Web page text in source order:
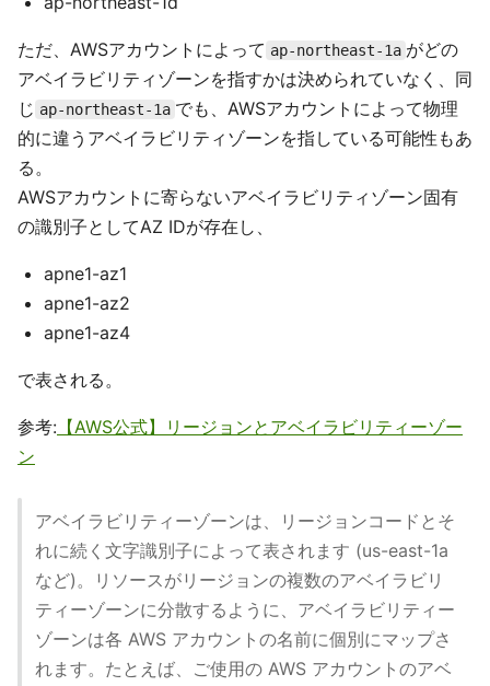
ただ、AWSアカウントによって ap-northeast-1a がどの
アベイラビリティゾーンを指すかは決められていなく、同
じ ap-northeast-1a でも、AWSアカウントによって物理
的に違うアベイラビリティゾーンを指している可能性もあ
る。
AWSアカウントに寄らないアベイラビリティゾーン固有
の識別子としてAZ IDが存在し、
apne1-az1
apne1-az2
apne1-az4
で表される。
参考: 【AWS公式】リージョンとアベイラビリティーゾー
ン
アベイラビリティーゾーンは、リージョンコードとそ
れに続く文字識別子によって表されます (us-east-1a
など)。リソースがリージョンの複数のアベイラビリ
ティーゾーンに分散するように、アベイラビリティー
ゾーンは各 AWS アカウントの名前に個別にマップさ
れます。たとえば、ご使用の AWS アカウントのアベ